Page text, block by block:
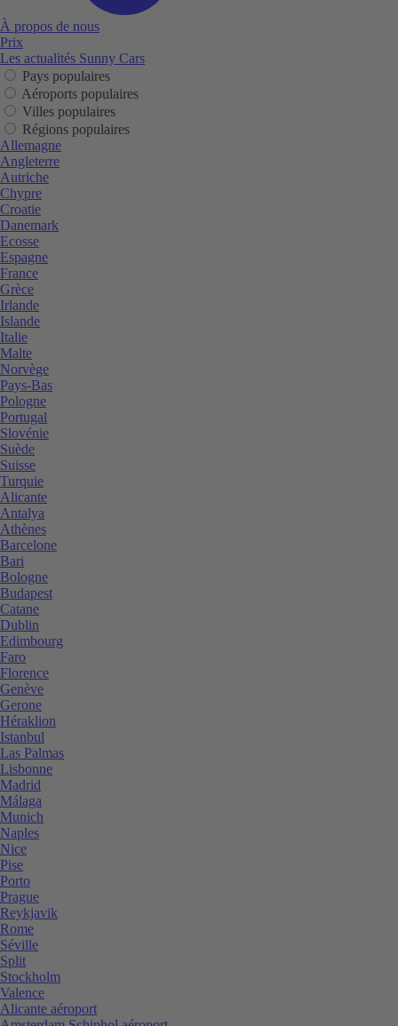
À propos de nous
Prix
Les actualités Sunny Cars
Pays populaires
Aéroports populaires
Villes populaires
Régions populaires
Allemagne
Angleterre
Autriche
Chypre
Croatie
Danemark
Ecosse
Espagne
France
Grèce
Irlande
Islande
Italie
Malte
Norvège
Pays-Bas
Pologne
Portugal
Slovénie
Suède
Suisse
Turquie
Alicante
Antalya
Athènes
Barcelone
Bari
Bologne
Budapest
Catane
Dublin
Edimbourg
Faro
Florence
Genève
Gerone
Héraklion
Istanbul
Las Palmas
Lisbonne
Madrid
Málaga
Munich
Naples
Nice
Pise
Porto
Prague
Reykjavik
Rome
Séville
Split
Stockholm
Valence
Alicante aéroport